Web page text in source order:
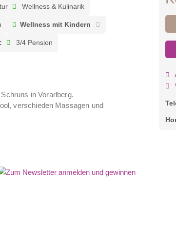
Wellness & Kulinarik
Wellness mit Kindern
3/4 Pension
in Vorarlberg.
verschieden Massagen und